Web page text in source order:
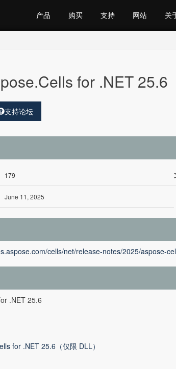
产品 购买 支持 网站 关
for .NET 25.6
支持论坛
179
June 11, 2025
cells/net/release-notes/2025/aspose-
.NET 25.6
for .NET 25.6（仅限 DLL）